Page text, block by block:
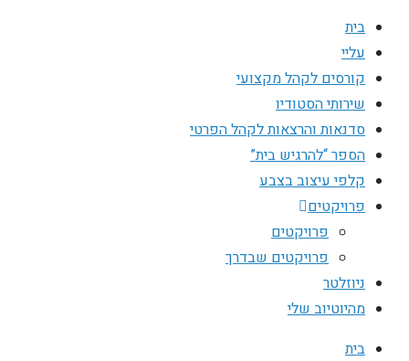
בית
עליי
קורסים לקהל מקצועי
שירותי הסטודיו
סדנאות והרצאות לקהל הפרטי
הספר “להרגיש בית”
קלפי עיצוב בצבע
פרויקטים
פרויקטים
פרויקטים שבדרך
ניוזלטר
מהיוטיוב שלי
בית